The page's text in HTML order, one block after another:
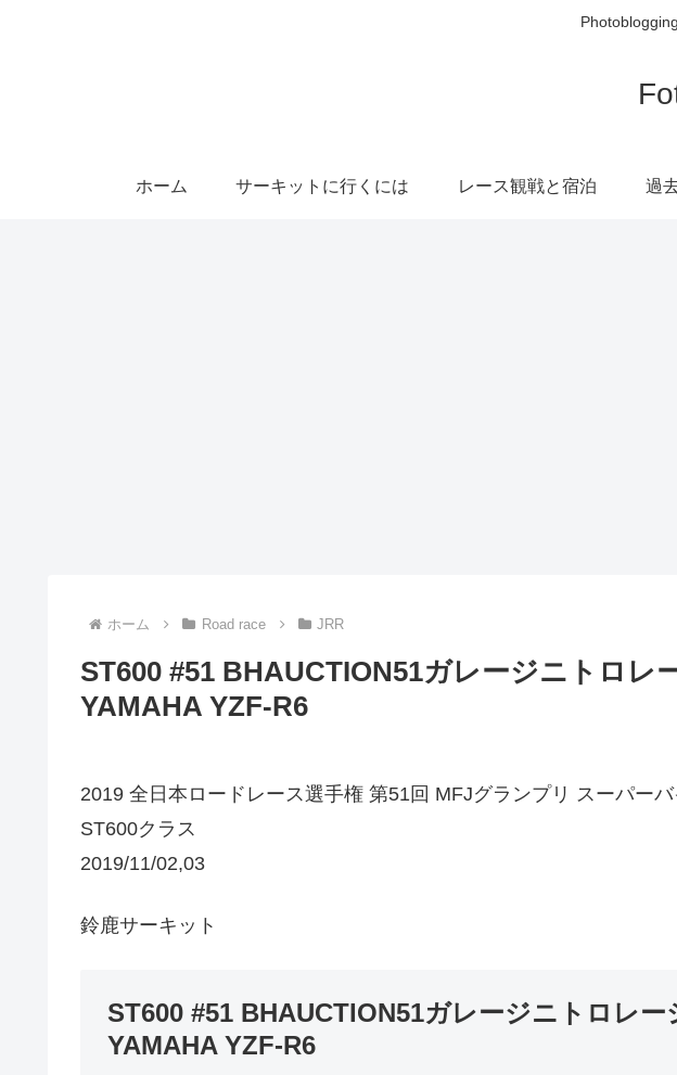
ホーム サーキットに行くには レース観戦と宿泊 過
ホーム Road race JRR
ST600 #51 BHAUCTION51ガレージニトロレ
YAMAHA YZF-R6
2019 全日本ロードレース選手権 第51回 MFJグランプリ スーパー
ST600クラス
2019/11/02,03
鈴鹿サーキット
ST600 #51 BHAUCTION51ガレージニトロレ
YAMAHA YZF-R6